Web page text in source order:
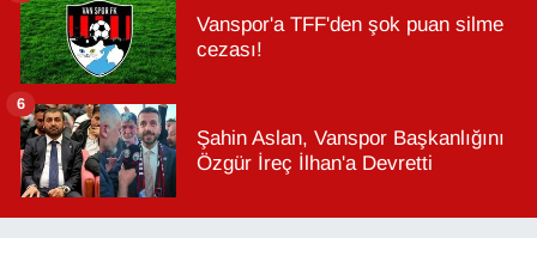
Vanspor'a TFF'den şok puan silme
cezası!
Şahin Aslan, Vanspor Başkanlığını
Özgür İreç İlhan'a Devretti
6